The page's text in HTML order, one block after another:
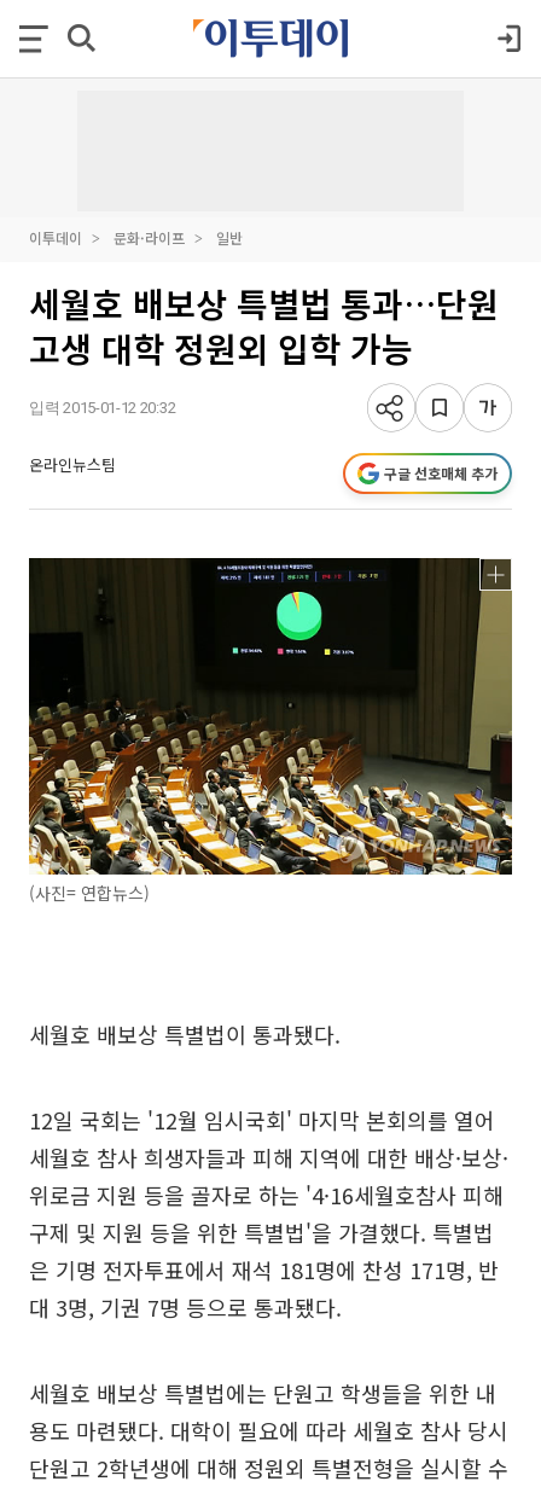
이투데이 문화·라이프 일반
세월호 배보상 특별법 통과…단원
고생 대학 정원외 입학 가능
입력 2015-01-12 20:32
온라인뉴스팀 구글 선호매체 추가
(사진= 연합뉴스)
세월호 배보상 특별법이 통과됐다.
12일 국회는 '12월 임시국회' 마지막 본회의를 열어
세월호 참사 희생자들과 피해 지역에 대한 배상·보상·
위로금 지원 등을 골자로 하는 '4·16세월호참사 피해
구제 및 지원 등을 위한 특별법'을 가결했다. 특별법
은 기명 전자투표에서 재석 181명에 찬성 171명, 반
대 3명, 기권 7명 등으로 통과됐다.
세월호 배보상 특별법에는 단원고 학생들을 위한 내
용도 마련됐다. 대학이 필요에 따라 세월호 참사 당시
단원고 2학년생에 대해 정원외 특별전형을 실시할 수